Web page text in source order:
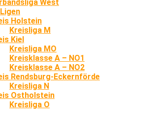
West
Holstein
Kreisliga M
Kiel
Kreisliga MO
Kreisklasse A – NO1
Kreisklasse A – NO2
Rendsburg-Eckernförde
Kreisliga N
Ostholstein
Kreisliga O